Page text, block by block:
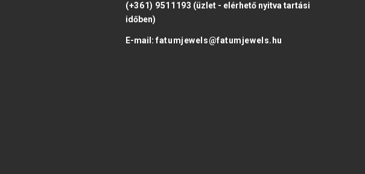
(+361) 9511193 (üzlet - elérhető nyitva tartási
időben)
E-mail:fatumjewels@fatumjewels.hu